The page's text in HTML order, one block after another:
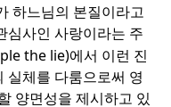
하느님의 본질이라고
심사인 사랑이라는 주
the lie)에서 이런 진
실체를 다룸으로써 영
양면성을 제시하고 있